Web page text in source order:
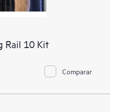
Rail 10 Kit
Comparar